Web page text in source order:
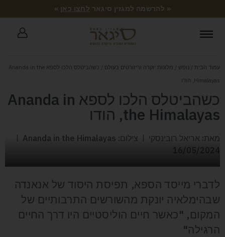
« להרשמה למגזין סיגאר לחצו כאן »
עמוד הבית / נופש / מלונות יוקרה וריזורטים בעולם
/ כשהביטלס הלכו לספא Ananda in the
Himalayas, הודו
כשהביטלס הלכו לספא Ananda in
the Himalayas, הודו
מאת: אריאל רובינסקי
צילום: Ananda in the Himalayas
16/05/2024
לדברי מייסד הספא, תפיסת היסוד של אנאנדה
שבהימלאיה יונקת מהשורשים התרבותיים של
המקום, "כאשר חיים הוליסטיים היו דרך החיים
הרגילה"